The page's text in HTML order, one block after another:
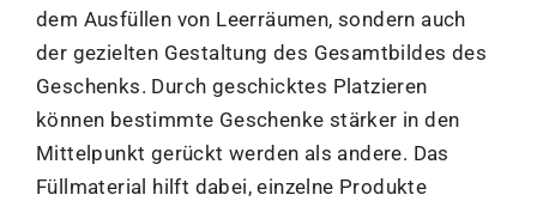
dem Ausfüllen von Leerräumen, sondern auch
der gezielten Gestaltung des Gesamtbildes des
Geschenks. Durch geschicktes Platzieren
können bestimmte Geschenke stärker in den
Mittelpunkt gerückt werden als andere. Das
Füllmaterial hilft dabei, einzelne Produkte